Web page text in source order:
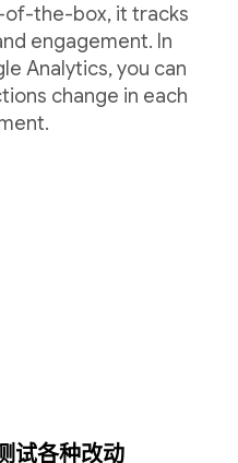
of-the-box, it tracks
engagement. In
Analytics, you can
change in each
试各种改动